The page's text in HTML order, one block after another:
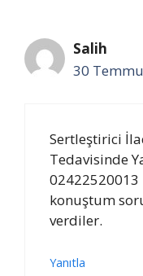
Salih
30
Sertleştirici
Tedavisinde
konuştum
verdiler.
Yanıtla